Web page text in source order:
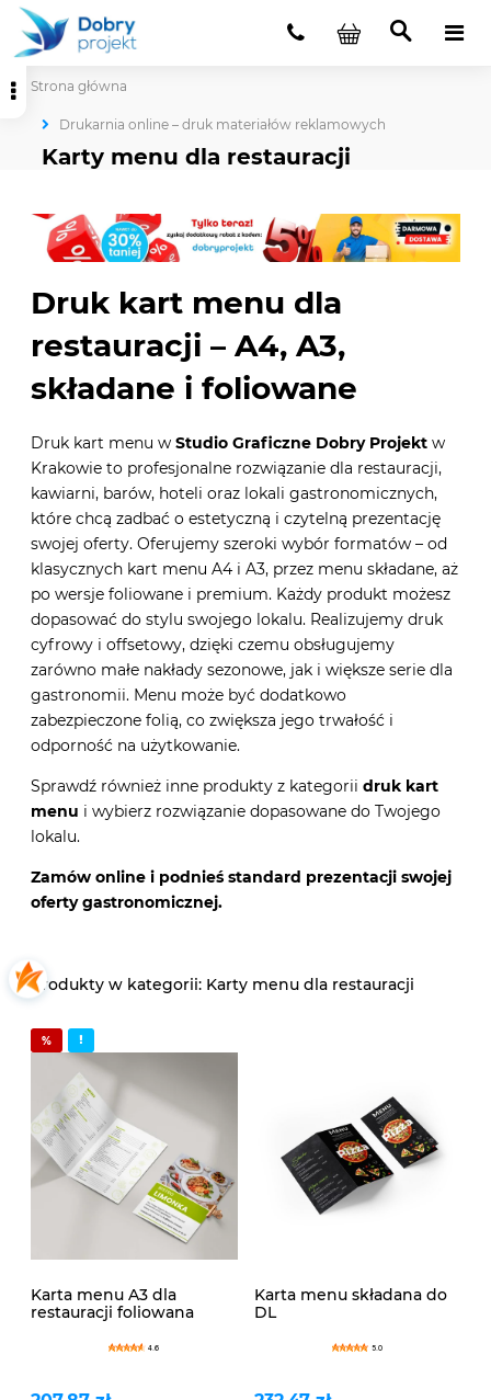
Strona główna
Drukarnia online – druk materiałów reklamowych
Karty menu dla restauracji
Druk kart menu dla
restauracji – A4, A3,
składane i foliowane
Druk kart menu w Studio Graficzne Dobry Projekt w
Krakowie to profesjonalne rozwiązanie dla restauracji,
kawiarni, barów, hoteli oraz lokali gastronomicznych,
które chcą zadbać o estetyczną i czytelną prezentację
swojej oferty. Oferujemy szeroki wybór formatów – od
klasycznych kart menu A4 i A3, przez menu składane, aż
po wersje foliowane i premium. Każdy produkt możesz
dopasować do stylu swojego lokalu. Realizujemy druk
cyfrowy i offsetowy, dzięki czemu obsługujemy
zarówno małe nakłady sezonowe, jak i większe serie dla
gastronomii. Menu może być dodatkowo
zabezpieczone folią, co zwiększa jego trwałość i
odporność na użytkowanie.
Sprawdź również inne produkty z kategorii druk kart
menu i wybierz rozwiązanie dopasowane do Twojego
lokalu.
Zamów online i podnieś standard prezentacji swojej
oferty gastronomicznej.
Karty menu dla restauracji
Karta menu A3 dla
restauracji foliowana
4.6
Karta menu składana do
DL
5.0